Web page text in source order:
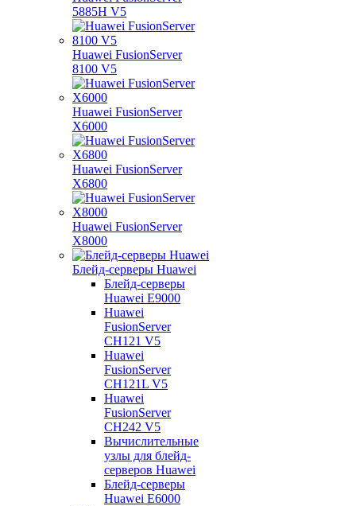
5885H V5
Huawei FusionServer
8100 V5
Huawei FusionServer
X6000
Huawei FusionServer
X6800
Huawei FusionServer
X8000
Блейд-серверы Huawei
Блейд-серверы
Huawei E9000
Huawei
FusionServer
CH121 V5
Huawei
FusionServer
CH121L V5
Huawei
FusionServer
CH242 V5
Вычислительные
узлы для блейд-
серверов Huawei
Блейд-серверы
Huawei E6000